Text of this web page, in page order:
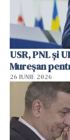
USR, PNL şi
Mureşan
26 IUNIE 2026